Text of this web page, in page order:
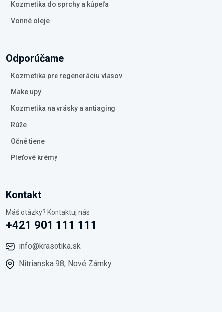
Kozmetika do sprchy a kúpeľa
Vonné oleje
Odporúčame
Kozmetika pre regeneráciu vlasov
Make upy
Kozmetika na vrásky a antiaging
Rúže
Očné tiene
Pleťové krémy
Kontakt
Máš otázky? Kontaktuj nás
+421 901 111 111
info@krasotika.sk
Nitrianska 98, Nové Zámky